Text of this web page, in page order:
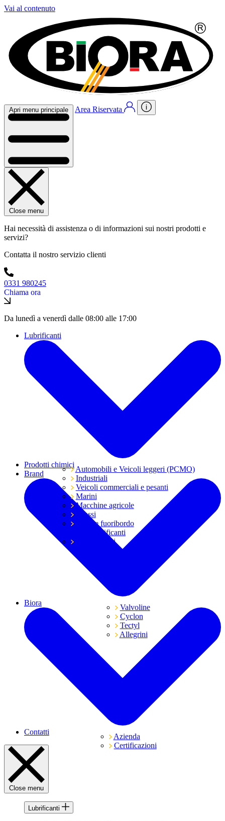
Vai al contenuto
Apri menu principale Area Riservata
Close menu
Hai necessità di assistenza o di informazioni sui nostri prodotti e
servizi?
Contatta il nostro servizio clienti
0331 980245
Chiama ora
Da lunedì a venerdì dalle 08:00 alle 17:00
Lubrificanti
Automobili e Veicoli leggeri (PCMO)
Industriali
Veicoli commerciali e pesanti
Marini
Macchine agricole
Grassi
Moto e fuoribordo
Tutti i lubrificanti
Trasmissioni
Prodotti chimici
Brand
Valvoline
Cyclon
Tectyl
Allegrini
Biora
Azienda
Certificazioni
Contatti
Close menu
Lubrificanti